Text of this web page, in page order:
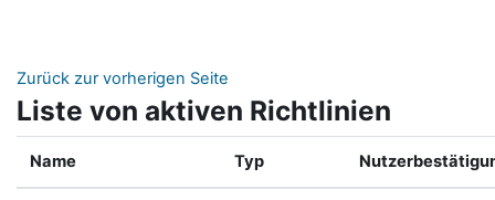
Zurück zur vorherigen Seite
Liste von aktiven Richtlinien
Name Typ